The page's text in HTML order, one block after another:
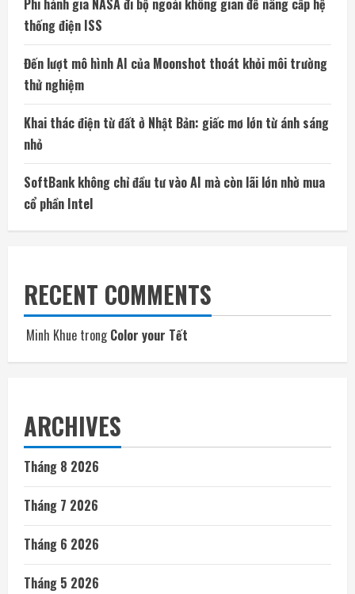
Phi hành gia NASA đi bộ ngoài không gian để nâng cấp hệ
thống điện ISS
Đến lượt mô hình AI của Moonshot thoát khỏi môi trường
thử nghiệm
Khai thác điện từ đất ở Nhật Bản: giấc mơ lớn từ ánh sáng
nhỏ
SoftBank không chỉ đầu tư vào AI mà còn lãi lớn nhờ mua
cổ phần Intel
RECENT COMMENTS
Minh Khue trongColor your Tết
ARCHIVES
Tháng 8 2026
Tháng 7 2026
Tháng 6 2026
Tháng 5 2026